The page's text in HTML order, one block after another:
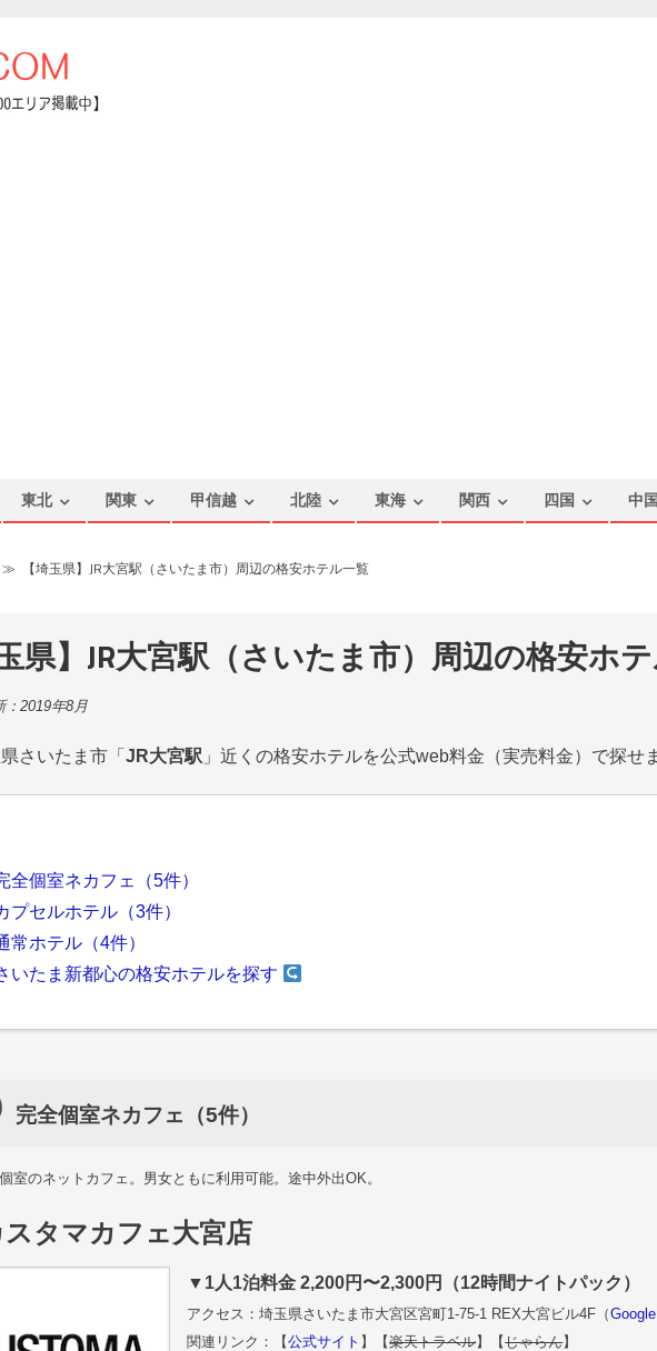
東北 関東 甲信越 北陸 東海 関西 四国 中国
≫ 【埼玉県】JR大宮駅（さいたま市）周辺の格安ホテル一覧
玉県】JR大宮駅（さいたま市）周辺の格安ホ
：2019年8月
さいたま市「JR大宮駅 」近くの格安ホテルを公式web料金（実売料金）で探せ
全個室ネカフェ（5件）
プセルホテル（3件）
常ホテル（4件）
いたま新都心の格安ホテルを探す
完全個室ネカフェ（5件）
室のネットカフェ。男女ともに利用可能。途中外出OK。
スタマカフェ大宮店
▼1人1泊料金 2,200円〜2,300円（12時間ナイトパック）
アクセス：埼玉県さいたま市大宮区宮町1-75-1 REX大宮ビル4F（
関連リンク：【公式サイト 】【楽天トラベル】【じゃらん】